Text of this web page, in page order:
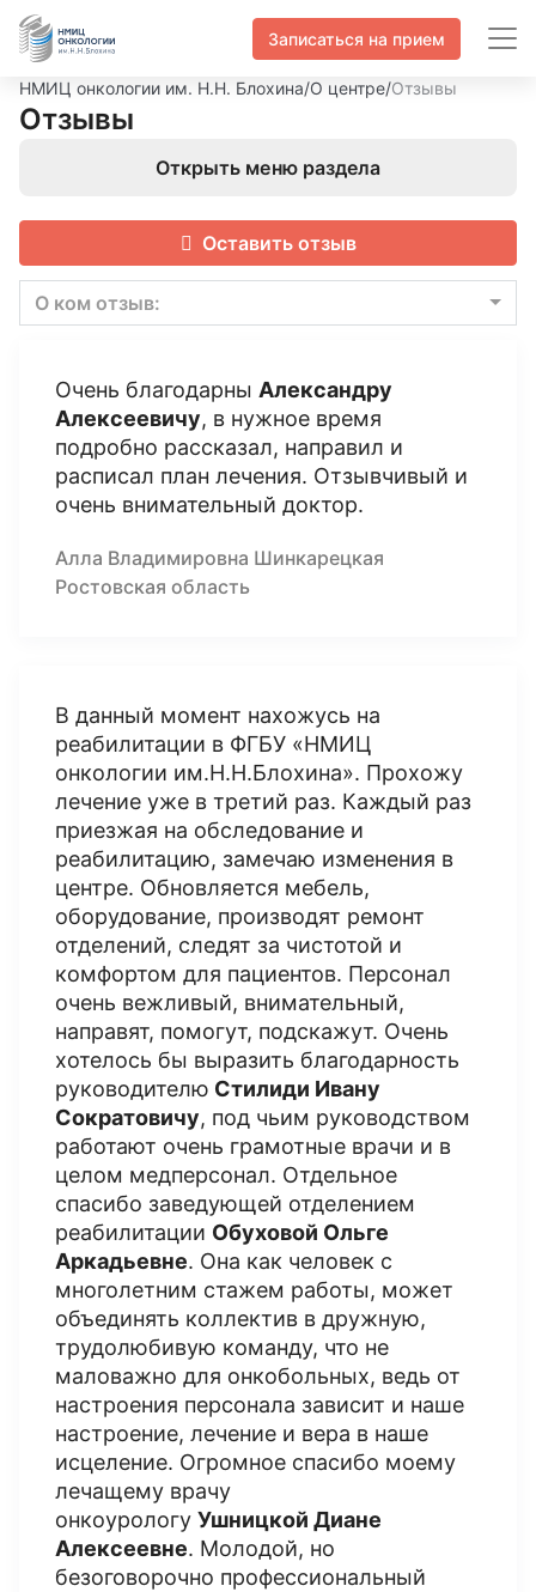
Записаться на прием
НМИЦ онкологии им. Н.Н. Блохина/О центре/Отзывы
Отзывы
Открыть меню раздела
Оставить отзыв
О ком отзыв:
Очень благодарны Александру
Алексеевичу, в нужное время
подробно рассказал, направил и
расписал план лечения. Отзывчивый и
очень внимательный доктор.
Алла Владимировна Шинкарецкая
Ростовская область
В данный момент нахожусь на
реабилитации в ФГБУ «НМИЦ
онкологии им.Н.Н.Блохина». Прохожу
лечение уже в третий раз. Каждый раз
приезжая на обследование и
реабилитацию, замечаю изменения в
центре. Обновляется мебель,
оборудование, производят ремонт
отделений, следят за чистотой и
комфортом для пациентов. Персонал
очень вежливый, внимательный,
направят, помогут, подскажут. Очень
хотелось бы выразить благодарность
руководителю Стилиди Ивану
Сократовичу, под чьим руководством
работают очень грамотные врачи и в
целом медперсонал. Отдельное
спасибо заведующей отделением
реабилитации Обуховой Ольге
Аркадьевне. Она как человек с
многолетним стажем работы, может
объединять коллектив в дружную,
трудолюбивую команду, что не
маловажно для онкобольных, ведь от
настроения персонала зависит и наше
настроение, лечение и вера в наше
исцеление. Огромное спасибо моему
лечащему врачу
онкоурологу Ушницкой Диане
Алексеевне. Молодой, но
безоговорочно профессиональный